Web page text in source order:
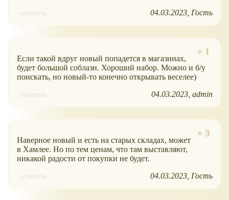
ответить 04.03.2023 Гость
Если такой вдруг новый попадется в магазинах,
будет большой соблазн. Хороший набор. Можно и б/у
поискать, но новый-то конечно открывать веселее)
ответить 04.03.2023 admin
Наверное новый и есть на старых складах, может
в Хамлее. Но по тем ценам, что там выставляют,
никакой радости от покупки не будет.
ответить 04.03.2023 Гость